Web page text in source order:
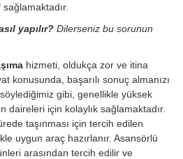
yapılır? Dilerseniz bu sorunun
hizmeti, oldukça zor ve itina
konusunda, başarılı sonuç almanızı
gibi, genellikle yüksek
daireleri için kolaylık sağlamaktadır.
taşınması için tercih edilen
uygun araç hazırlanır. Asansörlü
arasından tercih edilir ve